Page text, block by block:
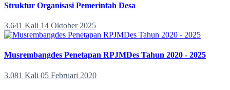
Struktur Organisasi Pemerintah Desa
3.641 Kali 14 Oktober 2025
Musrembangdes Penetapan RPJMDes Tahun 2020 - 2025
3.081 Kali 05 Februari 2020